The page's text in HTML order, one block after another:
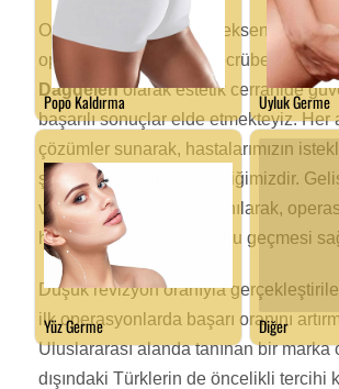
Otuz yıllık deneyim ve seksen bin
operasyonun getirdiği tecrübeyle,Op.
Dağdelenolarak estetik cerrahide
başarılı sonuçlar elde etmekteyiz. Her
çözümler sunarak, hastalarımızın
şekilde karşılamak önceliğimizdir.
ve en son teknoloji kullanılarak,
hızlı iyileşmesi ve konforlu geçmesi
Düşük revizyon oranıyla
ilk operasyonlarda başarı oranını
Uluslararası alanda tanınan bir marka
dışındaki Türklerin de öncelikli tercihi